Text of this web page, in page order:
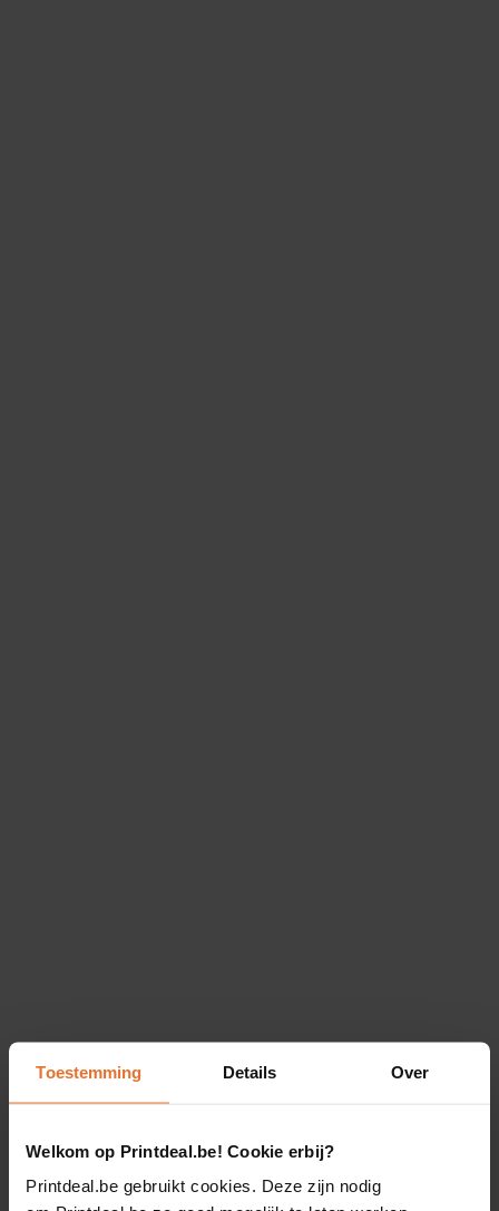
Toestemming Details Over
Welkom op Printdeal.be! Cookie erbij?
Printdeal.be gebruikt cookies. Deze zijn nodig